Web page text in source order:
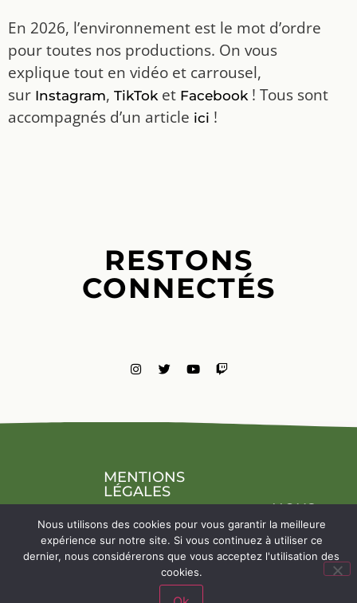
En 2026, l’environnement est le mot d’ordre
pour toutes nos productions. On vous
explique tout en vidéo et carrousel,
sur Instagram, TikToket Facebook! Tous sont
accompagnés d’un article ici !
RESTONS
CONNECTÉS
MENTIONS
LÉGALES
NOUS
Nous utilisons des cookies pour vous garantir la meilleure
expérience sur notre site. Si vous continuez à utiliser ce
dernier, nous considérerons que vous acceptez l'utilisation des
cookies.